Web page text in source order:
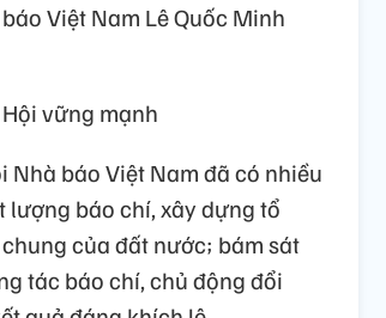
Việt Nam Lê Quốc Minh
vững mạnh
báo Việt Nam đã có nhiều
báo chí, xây dựng tổ
của đất nước; bám sát
tác báo chí, chủ động đổi